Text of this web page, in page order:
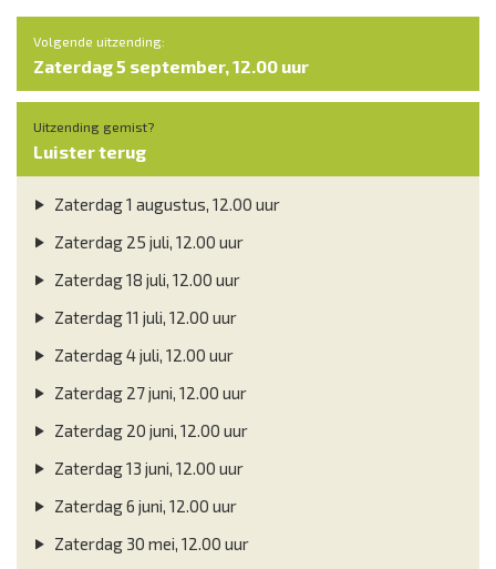
Volgende uitzending:
Zaterdag 5 september, 12.00 uur
Uitzending gemist?
Luister terug
Zaterdag 1 augustus, 12.00 uur
Zaterdag 25 juli, 12.00 uur
Zaterdag 18 juli, 12.00 uur
Zaterdag 11 juli, 12.00 uur
Zaterdag 4 juli, 12.00 uur
Zaterdag 27 juni, 12.00 uur
Zaterdag 20 juni, 12.00 uur
Zaterdag 13 juni, 12.00 uur
Zaterdag 6 juni, 12.00 uur
Zaterdag 30 mei, 12.00 uur